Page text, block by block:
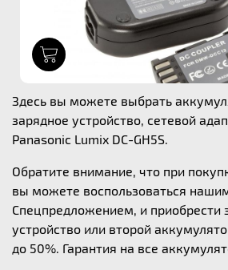
Здесь вы можете выбрать
зарядное устройство, сетевой
Panasonic Lumix DC-GH5S.
Обратите внимание, что при
вы можете воспользоваться
Спецпредложением, и приобрести
устройство или второй
до 50%. Гарантия на все